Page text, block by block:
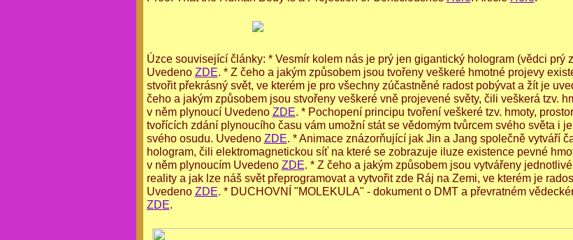
Úzce související články: * Vesmír kolem nás je prý jen gigantický hologram (vědci prý
Uvedeno ZDE. * Z čeho a jakým způsobem jsou tvořeny veškeré hmotné projevy
stvořit překrásný svět, ve kterém je pro všechny zúčastněné radost pobývat a žít je
čeho a jakým způsobem jsou stvořeny veškeré vně projevené světy, čili veškerá tzv.
v něm plynoucí Uvedeno ZDE. * Pochopení principu tvoření veškeré tzv. hmoty,
tvořících zdání plynoucího času vám umožní stát se vědomým tvůrcem svého světa i
svého osudu. Uvedeno ZDE. * Animace znázorňující jak Jin a Jang společně vytváří
hologram, čili elektromagnetickou síť na které se zobrazuje iluze existence pevné
v něm plynoucím Uvedeno ZDE. * Z čeho a jakým způsobem jsou vytvářeny
reality a jak lze náš svět přeprogramovat a vytvořit zde Ráj na Zemi, ve kterém je
Uvedeno ZDE. * DUCHOVNÍ "MOLEKULA" - dokument o DMT a převratném
ZDE.